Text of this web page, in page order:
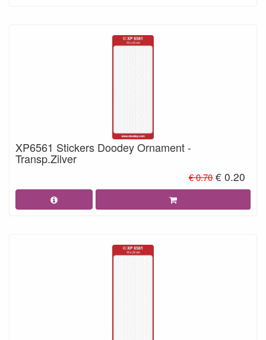
XP6561 Stickers Doodey Ornament -
Transp.Zilver
€ 0.70 € 0.20